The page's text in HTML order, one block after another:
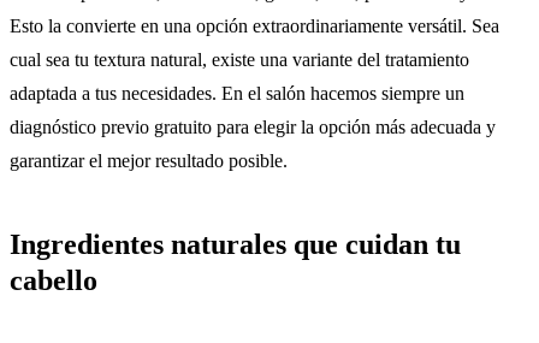
Esto la convierte en una opción extraordinariamente versátil. Sea
cual sea tu textura natural, existe una variante del tratamiento
adaptada a tus necesidades. En el salón hacemos siempre un
diagnóstico previo gratuito para elegir la opción más adecuada y
garantizar el mejor resultado posible.
Ingredientes naturales que cuidan tu
cabello